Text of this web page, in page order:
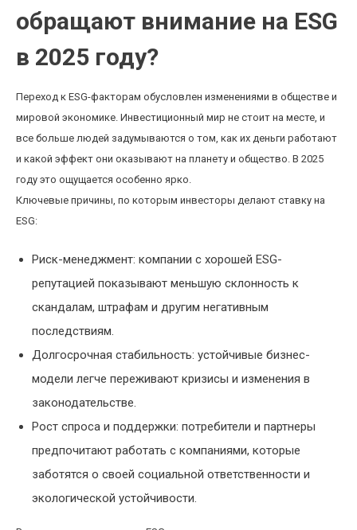
обращают внимание на ESG
в 2025 году?
Переход к ESG-факторам обусловлен изменениями в обществе и
мировой экономике. Инвестиционный мир не стоит на месте, и
все больше людей задумываются о том, как их деньги работают
и какой эффект они оказывают на планету и общество. В 2025
году это ощущается особенно ярко.
Ключевые причины, по которым инвесторы делают ставку на
ESG:
Риск-менеджмент: компании с хорошей ESG-
репутацией показывают меньшую склонность к
скандалам, штрафам и другим негативным
последствиям.
Долгосрочная стабильность: устойчивые бизнес-
модели легче переживают кризисы и изменения в
законодательстве.
Рост спроса и поддержки: потребители и партнеры
предпочитают работать с компаниями, которые
заботятся о своей социальной ответственности и
экологической устойчивости.